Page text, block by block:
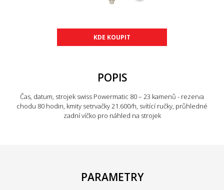
KDE KOUPIT
POPIS
Čas, datum, strojek swiss Powermatic 80 – 23 kamenů - rezerva
chodu 80 hodin, kmity setrvačky 21.600/h, svítící ručky, průhledné
zadní víčko pro náhled na strojek
PARAMETRY